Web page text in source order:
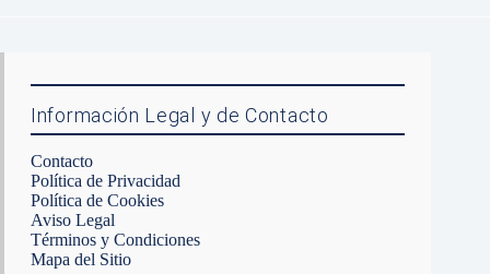
Información Legal y de Contacto
Contacto
Política de Privacidad
Política de Cookies
Aviso Legal
Términos y Condiciones
Mapa del Sitio